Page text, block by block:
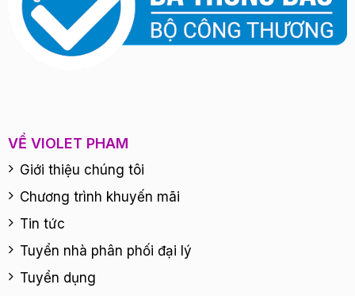
VỀ VIOLET PHAM
Giới thiệu chúng tôi
Chương trình khuyến mãi
Tin tức
Tuyển nhà phân phối đại lý
Tuyển dụng